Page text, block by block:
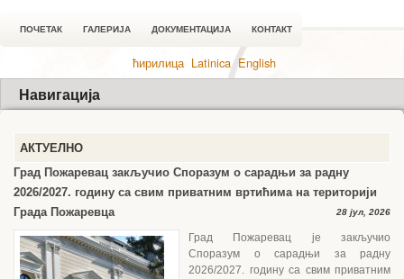
ПОЧЕТАК ГАЛЕРИЈА ДОКУМЕНТАЦИЈА КОНТАКТ
ћирилица Latinica English
Навигација
АКТУЕЛНО
Град Пожаревац закључио Споразум о сарадњи за радну
2026/2027. годину са свим приватним вртићима на територији
Града Пожаревца
28 јул, 2026
Град Пожаревац је закључио
Споразум о сарадњи за радну
2026/2027. годину са свим приватним